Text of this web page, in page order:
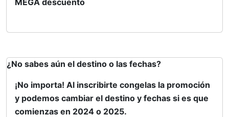
MEGA descuento
¿No sabes aún el destino o las fechas?
¡No importa! Al inscribirte congelas la promoción
y podemos cambiar el destino y fechas si es que
comienzas en 2024 o 2025.